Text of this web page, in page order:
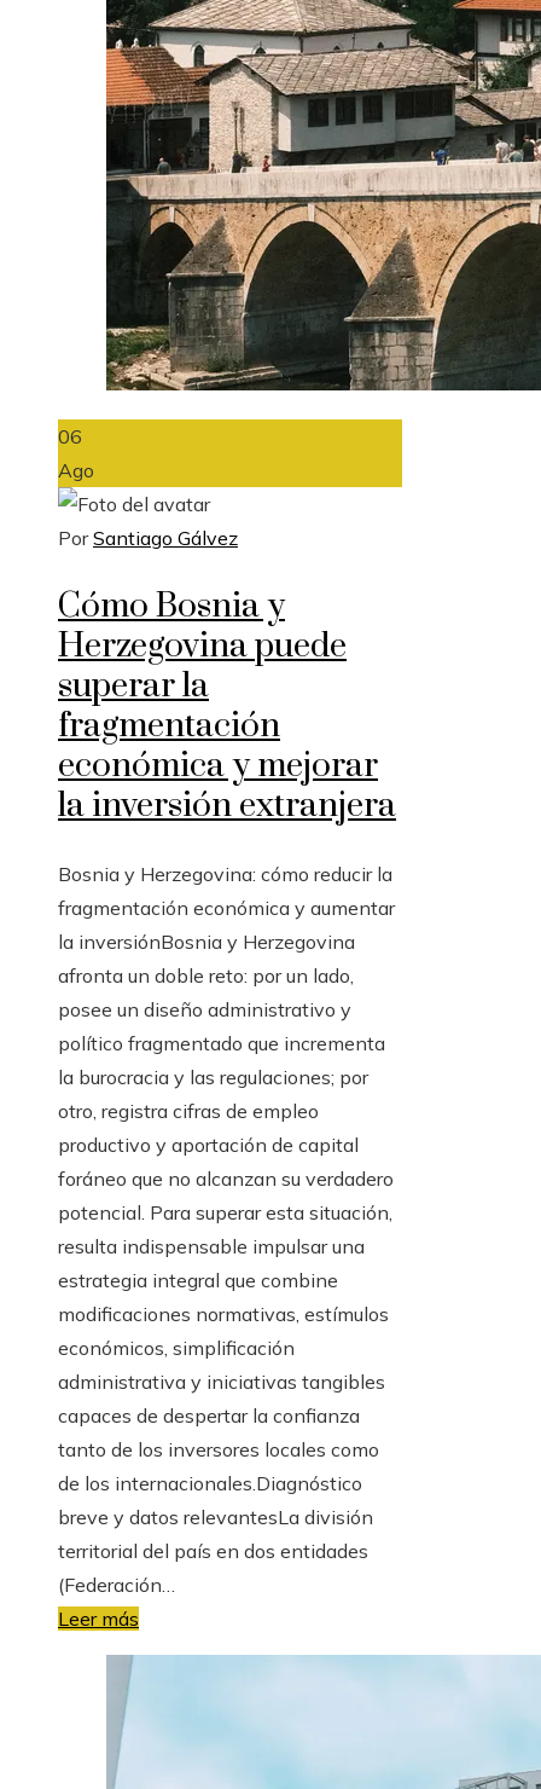
06
Ago
PorSantiago Gálvez
Cómo Bosnia y
Herzegovina puede
superar la
fragmentación
económica y mejorar
la inversión extranjera
Bosnia y Herzegovina: cómo reducir la
fragmentación económica y aumentar
la inversiónBosnia y Herzegovina
afronta un doble reto: por un lado,
posee un diseño administrativo y
político fragmentado que incrementa
la burocracia y las regulaciones; por
otro, registra cifras de empleo
productivo y aportación de capital
foráneo que no alcanzan su verdadero
potencial. Para superar esta situación,
resulta indispensable impulsar una
estrategia integral que combine
modificaciones normativas, estímulos
económicos, simplificación
administrativa y iniciativas tangibles
capaces de despertar la confianza
tanto de los inversores locales como
de los internacionales.Diagnóstico
breve y datos relevantesLa división
territorial del país en dos entidades
(Federación…
Leer más